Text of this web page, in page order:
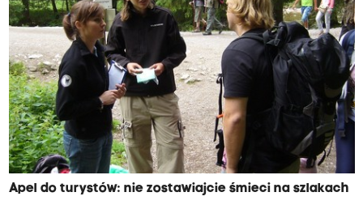
Apel do turystów: nie zostawiajcie śmieci na szlakach